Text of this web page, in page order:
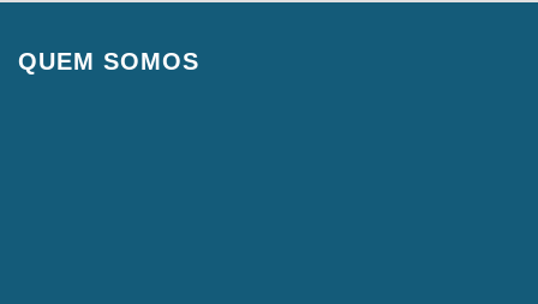
QUEM SOMOS